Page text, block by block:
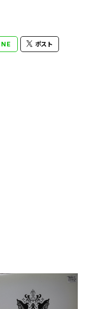
ポスト